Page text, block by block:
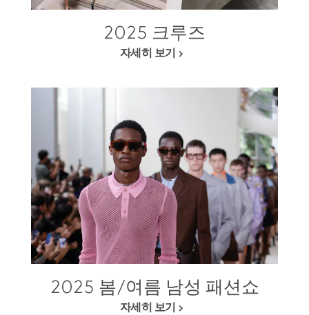
2025 크루즈
자세히 보기
2025 봄/여름 남성 패션쇼
자세히 보기